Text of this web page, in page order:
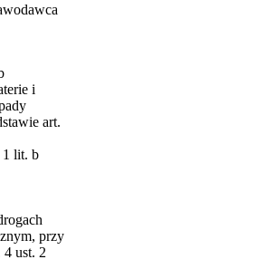
i
art.
1 lit. b
przy
ust. 2